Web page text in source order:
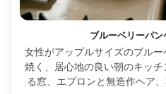
ブルーベリーパ
女性がアップルサイズのブル
焼く、居心地の良い朝のキッ
る窓、エプロンと無造作ヘア